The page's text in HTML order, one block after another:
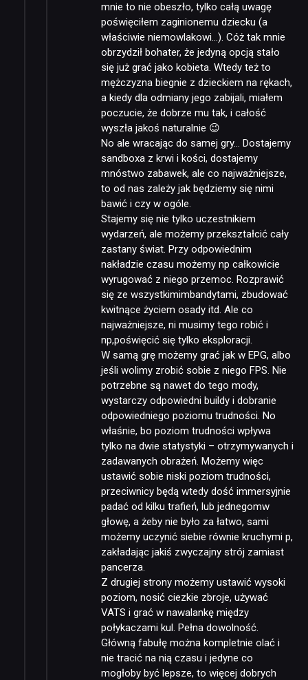
mnie to nie obeszło, tylko całą uwagę
poświęciłem zaginionemu dziecku (a
właściwie niemowlakowi…). Cóż tak mnie
obrzydził bohater, że jedyną opcją stało
się już grać jako kobieta. Wtedy też to
mężczyzna biegnie z dzieckiem na rękach,
a kiedy dla odmiany jego zabijali, miałem
poczucie, że dobrze mu tak, i całość
wyszła jakoś naturalnie 😉
No ale wracając do samej gry… Dostajemy
sandboxa z krwi i kości, dostajemy
mnóstwo zabawek, ale co najważniejsze,
to od nas zależy jak będziemy się nimi
bawić i czy w ogóle.
Stajemy się nie tylko uczestnikiem
wydarzeń, ale możemy przekształcić cały
zastany świat. Przy odpowiednim
nakładzie czasu możemy np całkowicie
wyrugować z niego przemoc. Rozprawić
się ze wszystkimimbandytami, zbudować
kwitnące życiem osady itd. Ale co
najważniejsze, ni musimy tego robić i
np,poświęcić się tylko eksploracji.
W samą grę możemy grać jak w EPG, albo
jeśli wolimy zrobić sobie z niego FPS. Nie
potrzebne są nawet do tego mody,
wystarczy odpowiedni buildy i dobranie
odpowiedniego poziomu trudności. No
właśnie, bo poziom trudności wpływa
tylko na dwie statystyki – otrzymywanych i
zadawanych obrażeń. Możemy więc
ustawić sobie niski poziom trudności,
przeciwnicy będą wtedy dość immersyjnie
padać od kilku trafień, lub jednegomw
głowę, a żeby nie było za łatwo, sami
możemy uczynić siebie równie kruchymi p,
zakładając jakiś zwyczajny strój zamiast
pancerza.
Z drugiej strony możemy ustawić wysoki
poziom, nosić ciezkie zbroje, używać
VATS i grać w nawalankę między
połykaczami kul. Pełna dowolność.
Główną fabułę można kompletnie olać i
nie tracić na nią czasu i jedyne co
mogłoby być lepsze, to więcej dobrych